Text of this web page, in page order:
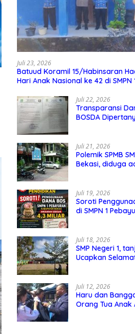
Juli 23, 2026
Batuud Koramil 15/Habinsaran
Hari Anak Nasional ke 42 di SMPN
Juli 22, 2026
Transparansi
BOSDA
Informasi ke PPID
Pendidikan
Juli 21, 2026
Polemik SPMB
Bekasi, diduga
masyarakat
Juli 19, 2026
Soroti
di SMPN 1
Juli 18, 2026
SMP Negeri 1,
Ucapkan
Juli 12, 2026
Haru dan
Orang Tua Anak